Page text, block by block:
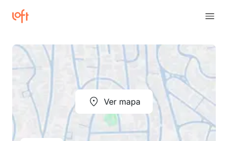
Ver mapa